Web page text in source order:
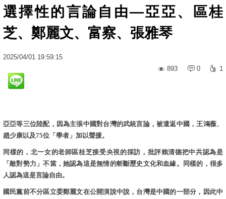
選擇性的言論自由—亞亞、區桂
芝、鄭麗文、富察、張雅琴
2025/04/01 19:59:15
893
0 1
亞亞等三位陸配，因為主張中國對台灣的武統言論，被遣返中國，王鴻薇、
趙少康以及75位「學者」加以聲援。
同樣的，北一女的老師區桂芝接受央視的採訪，批評賴清德把中共認為是
「敵對勢力」不當，她認為這是無情的斬斷歷史文化和血緣。同樣的，很多
人認為這是言論自由。
國民黨前不分區立委鄭麗文在公開演說中說，台灣是中國的一部分，因此中